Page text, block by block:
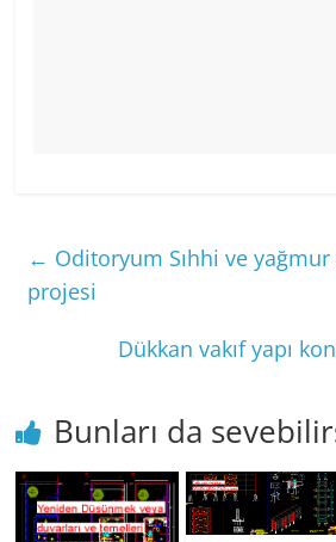
← Oditoryum Sıhhi ve
projesi
Dükkan vakıf yapı
Bunları da